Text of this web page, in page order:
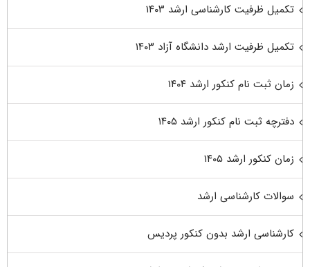
تکمیل ظرفیت کارشناسی ارشد ۱۴۰۳
تکمیل ظرفیت ارشد دانشگاه آزاد ۱۴۰۳
زمان ثبت نام کنکور ارشد ۱۴۰۴
دفترچه ثبت نام کنکور ارشد ۱۴۰۵
زمان کنکور ارشد ۱۴۰۵
سوالات کارشناسی ارشد
کارشناسی ارشد بدون کنکور پردیس